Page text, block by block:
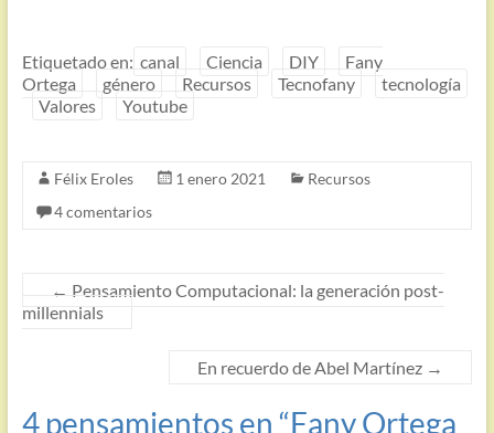
Etiquetado en: canal Ciencia DIY
Fany
Ortega
género Recursos Tecnofany
tecnología
Valores
Youtube
Félix Eroles 1 enero 2021
Recursos
4 comentarios
← Pensamiento Computacional: la generación post-
millennials
En recuerdo de Abel Martínez →
4 pensamientos en “Fany Ortega